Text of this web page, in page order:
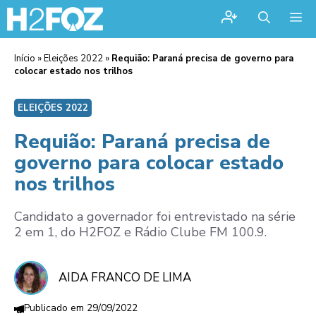
Início »Eleições 2022 » Requião: Paraná precisa de governo para
colocar estado nos trilhos
ELEIÇÕES 2022
Requião: Paraná precisa de
governo para colocar estado
nos trilhos
Candidato a governador foi entrevistado na série
2 em 1, do H2FOZ e Rádio Clube FM 100.9.
AIDA FRANCO DE LIMA
29/09/2022